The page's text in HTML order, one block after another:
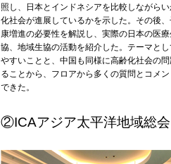
照し、日本とインドネシアを比較しながら
化社会が進展しているかを示した。その後
康増進の必要性を解説し、実際の日本の医
協、地域生協の活動を紹介した。テーマと
やすいことと、中国も同様に高齢化社会の
ることから、フロアから多くの質問とコメ
できた。
②ICAアジア太平洋地域総